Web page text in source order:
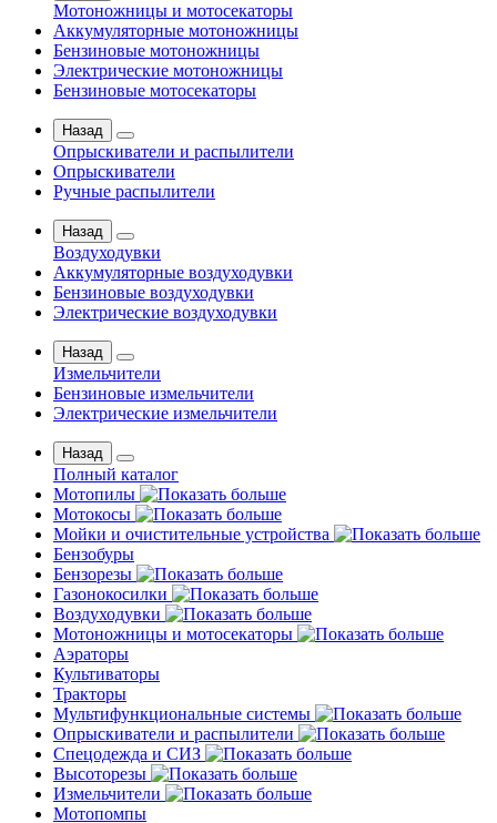
Мотоножницы и мотосекаторы
Аккумуляторные мотоножницы
Бензиновые мотоножницы
Электрические мотоножницы
Бензиновые мотосекаторы
Назад
Опрыскиватели и распылители
Опрыскиватели
Ручные распылители
Назад
Воздуходувки
Аккумуляторные воздуходувки
Бензиновые воздуходувки
Электрические воздуходувки
Назад
Измельчители
Бензиновые измельчители
Электрические измельчители
Назад
Полный каталог
Мотопилы
Мотокосы
Мойки и очистительные устройства
Бензобуры
Бензорезы
Газонокосилки
Воздуходувки
Мотоножницы и мотосекаторы
Аэраторы
Культиваторы
Тракторы
Мультифункциональные системы
Опрыскиватели и распылители
Спецодежда и СИЗ
Высоторезы
Измельчители
Мотопомпы